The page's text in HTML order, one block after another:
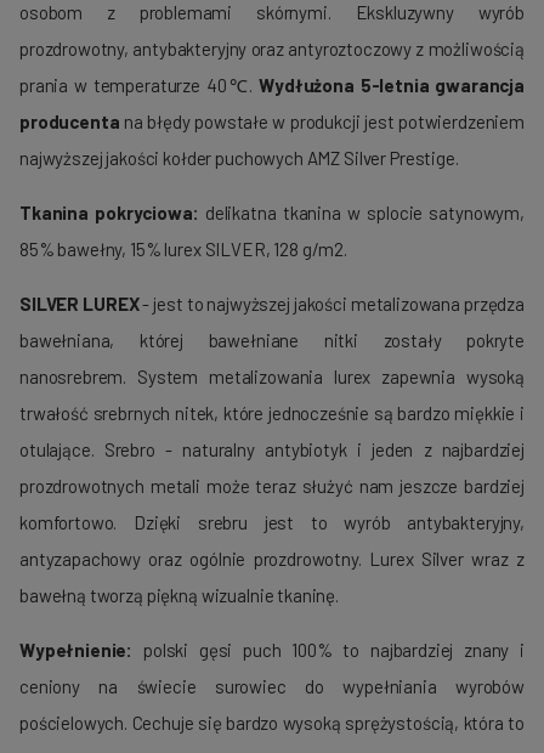
osobom z problemami skórnymi. Ekskluzywny wyrób
prozdrowotny, antybakteryjny oraz antyroztoczowy z możliwością
prania w temperaturze 40℃.Wydłużona 5-letnia gwarancja
producenta na błędy powstałe w produkcji jest potwierdzeniem
najwyższej jakości kołder puchowych AMZ Silver Prestige.
Tkanina pokryciowa: delikatna tkanina w splocie satynowym,
85% bawełny, 15% lurex SILVER, 128 g/m2.
SILVER LUREX- jest to najwyższej jakości metalizowana przędza
bawełniana, której bawełniane nitki zostały pokryte
nanosrebrem. System metalizowania lurex zapewnia wysoką
trwałość srebrnych nitek, które jednocześnie są bardzo miękkie i
otulające. Srebro - naturalny antybiotyk i jeden z najbardziej
prozdrowotnych metali może teraz służyć nam jeszcze bardziej
komfortowo. Dzięki srebru jest to wyrób antybakteryjny,
antyzapachowy oraz ogólnie prozdrowotny. Lurex Silver wraz z
bawełną tworzą piękną wizualnie tkaninę.
Wypełnienie:
polski gęsi puch 100% to najbardziej znany i
ceniony na świecie surowiec do wypełniania wyrobów
pościelowych. Cechuje się bardzo wysoką sprężystością, która to